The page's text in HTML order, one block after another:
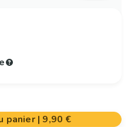
panier| 9,90 €